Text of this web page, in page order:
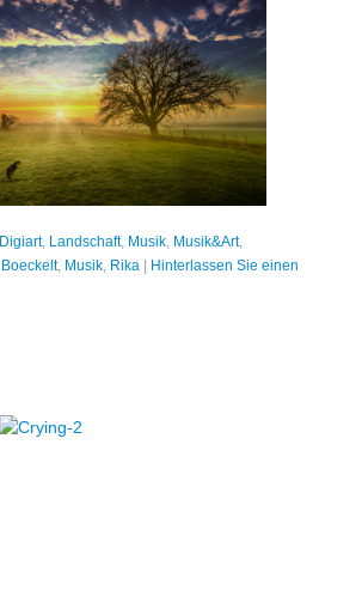
Digiart, Landschaft, Musik, Musik&Art,
Boeckelt, Musik, Rika
Hinterlassen Sie einen